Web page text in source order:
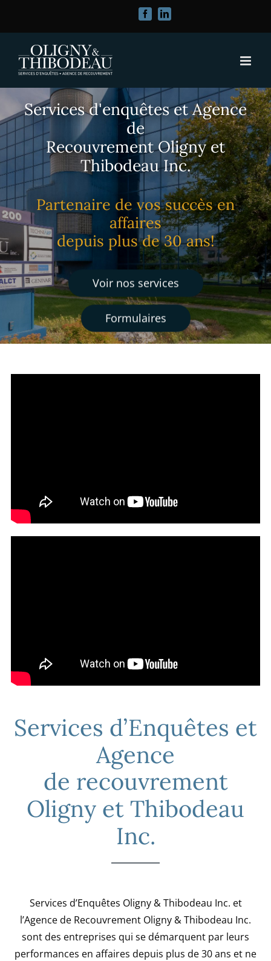
contenu
FacebookLinkedIn
Services d'enquêtes et Agence
de
Recouvrement Oligny et
Thibodeau Inc.
Partenaire de vos succès en
affaires
depuis plus de 30 ans!
Voir nos services
Formulaires
Services d’Enquêtes et
Agence
de recouvrement
Oligny et Thibodeau
Inc.
Services d’Enquêtes Oligny & Thibodeau Inc. et
l’Agence de Recouvrement Oligny & Thibodeau Inc.
sont des entreprises qui se démarquent par leurs
performances en affaires depuis plus de 30 ans et ne